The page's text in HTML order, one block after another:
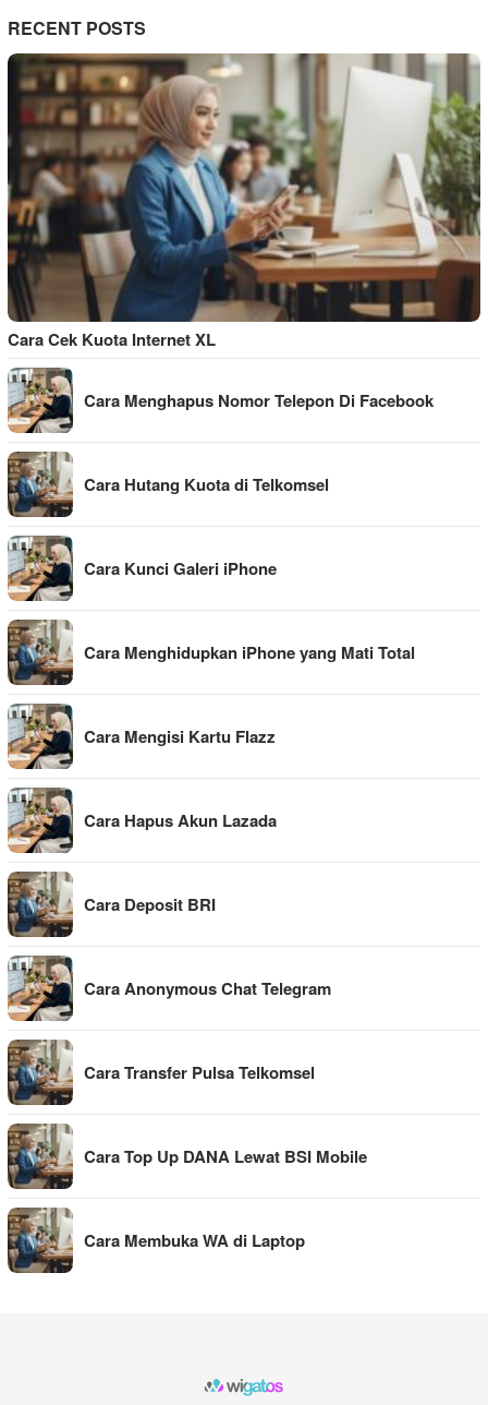
RECENT POSTS
Cara Cek Kuota Internet XL
Cara Menghapus Nomor Telepon Di Facebook
Cara Hutang Kuota di Telkomsel
Cara Kunci Galeri iPhone
Cara Menghidupkan iPhone yang Mati Total
Cara Mengisi Kartu Flazz
Cara Hapus Akun Lazada
Cara Deposit BRI
Cara Anonymous Chat Telegram
Cara Transfer Pulsa Telkomsel
Cara Top Up DANA Lewat BSI Mobile
Cara Membuka WA di Laptop